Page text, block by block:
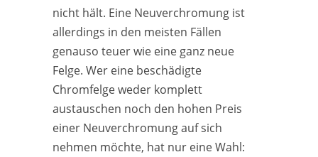
nicht hält. Eine Neuverchromung ist
allerdings in den meisten Fällen
genauso teuer wie eine ganz neue
Felge. Wer eine beschädigte
Chromfelge weder komplett
austauschen noch den hohen Preis
einer Neuverchromung auf sich
nehmen möchte, hat nur eine Wahl: